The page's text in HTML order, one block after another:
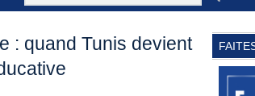
: quand Tunis devient